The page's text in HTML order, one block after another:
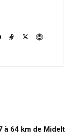
à 64 km de Midelt